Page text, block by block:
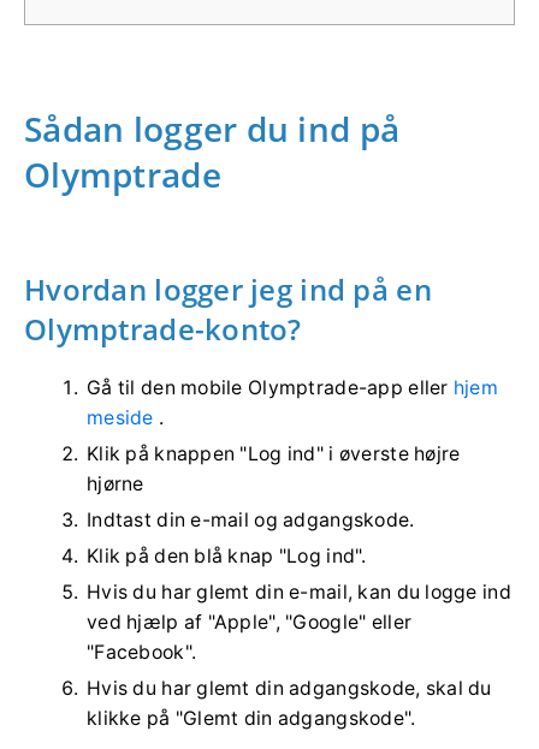
Sådan logger du ind på
Olymptrade
Hvordan logger jeg ind på en
Olymptrade-konto?
Gå til den mobile Olymptrade-app eller hjem
meside .
Klik på knappen "Log ind" i øverste højre
hjørne
Indtast din e-mail og adgangskode.
Klik på den blå knap "Log ind".
Hvis du har glemt din e-mail, kan du logge ind
ved hjælp af "Apple", "Google" eller
"Facebook".
Hvis du har glemt din adgangskode, skal du
klikke på "Glemt din adgangskode".